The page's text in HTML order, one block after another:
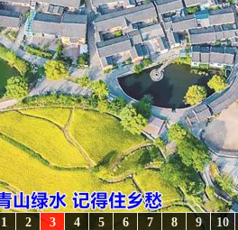
10
9
8
7
6
5
4
3
2
1